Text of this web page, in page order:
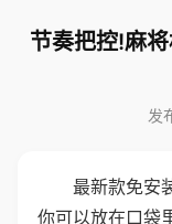
节奏把控!麻
发
最新款免安
你可以放在口袋